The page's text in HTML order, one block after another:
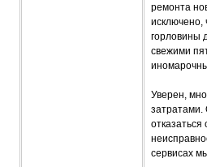
ремонта
исключено,
горловины
свежими
Уверен,
затратами.
сервисах